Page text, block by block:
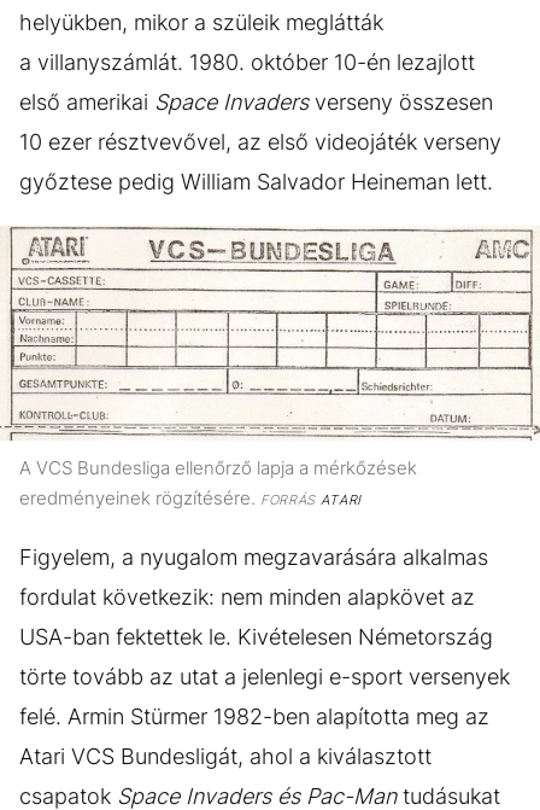
helyükben, mikor a szüleik meglátták
a villanyszámlát. 1980. október 10-én lezajlott
első amerikai Space Invadersverseny összesen
10 ezer résztvevővel, az első videojáték verseny
győztese pedig William Salvador Heineman lett.
A VCS Bundesliga ellenőrző lapja a mérkőzések
eredményeinek rögzítésére. FORRÁSATARI
Figyelem, a nyugalom megzavarására alkalmas
fordulat következik: nem minden alapkövet az
USA-ban fektettek le. Kivételesen Németország
törte tovább az utat a jelenlegi e-sport versenyek
felé. Armin Stürmer 1982-ben alapította meg az
Atari VCS Bundesligát, ahol a kiválasztott
csapatok Space Invaders és Pac-Mantudásukat